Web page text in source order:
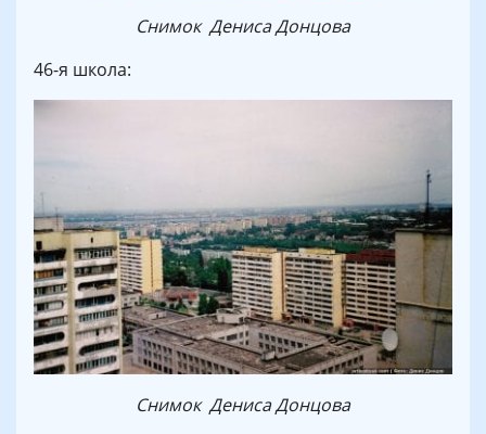
Снимок Дениса Донцова
46-я школа:
Снимок Дениса Донцова